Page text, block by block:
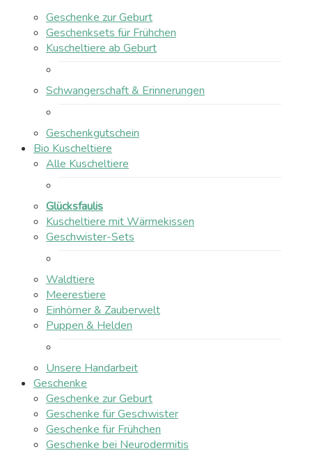
Geschenke zur Geburt
Geschenksets für Frühchen
Kuscheltiere ab Geburt
Schwangerschaft & Erinnerungen
Geschenkgutschein
Bio Kuscheltiere
Alle Kuscheltiere
Glücksfaulis
Kuscheltiere mit Wärmekissen
Geschwister-Sets
Waldtiere
Meerestiere
Einhörner & Zauberwelt
Puppen & Helden
Unsere Handarbeit
Geschenke
Geschenke zur Geburt
Geschenke für Geschwister
Geschenke für Frühchen
Geschenke bei Neurodermitis